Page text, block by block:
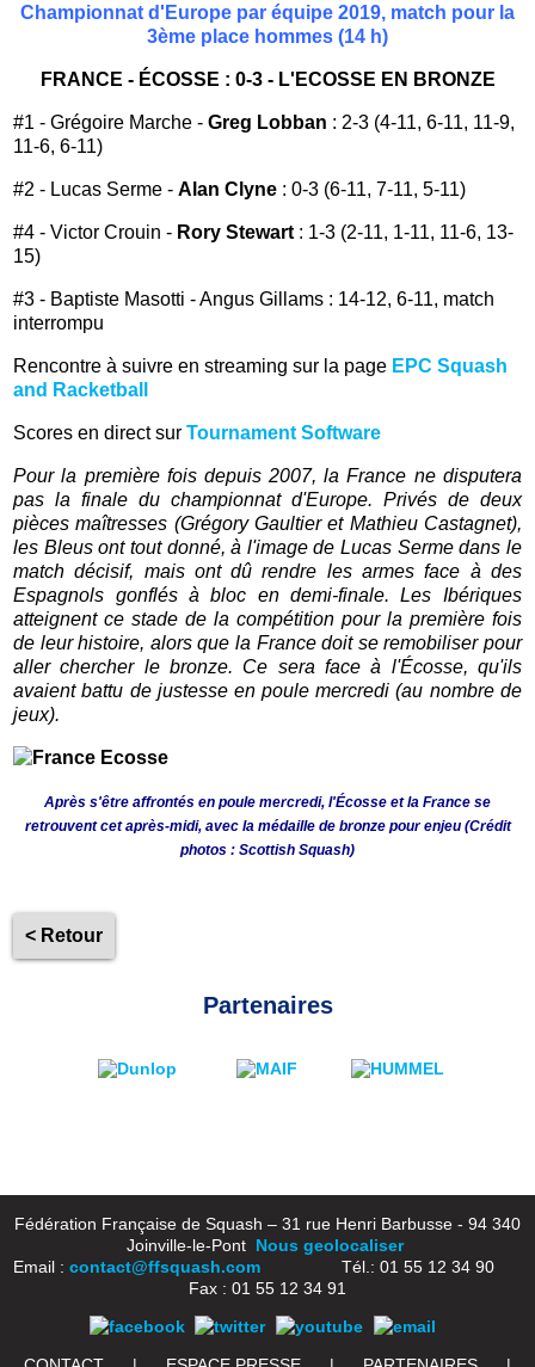
Championnat d'Europe par équipe 2019, match pour la
3ème place hommes (14 h)
FRANCE - ÉCOSSE : 0-3 - L'ECOSSE EN BRONZE
#1 - Grégoire Marche -Greg Lobban : 2-3 (4-11, 6-11, 11-9,
11-6, 6-11)
#2 - Lucas Serme -Alan Clyne : 0-3 (6-11, 7-11, 5-11)
#4 - Victor Crouin - Rory Stewart : 1-3 (2-11, 1-11, 11-6, 13-
15)
#3 - Baptiste Masotti - Angus Gillams : 14-12, 6-11, match
interrompu
Rencontre à suivre en streaming sur la page EPC Squash
and Racketball
Scores en direct surTournament Software
Pour la première fois depuis 2007, la France ne disputera
pas la finale du championnat d'Europe. Privés de deux
pièces maîtresses (Grégory Gaultier et Mathieu Castagnet),
les Bleus ont tout donné, à l'image de Lucas Serme dans le
match décisif, mais ont dû rendre les armes face à des
Espagnols gonflés à bloc en demi-finale. Les Ibériques
atteignent ce stade de la compétition pour la première fois
de leur histoire, alors que la France doit se remobiliser pour
aller chercher le bronze. Ce sera face à l'Écosse, qu'ils
avaient battu de justesse en poule mercredi (au nombre de
jeux).
Après s'être affrontés en poule mercredi, l'Écosse et la France se
retrouvent cet après-midi, avec la médaille de bronze pour enjeu (Crédit
photos : Scottish Squash)
< Retour
Partenaires
Fédération Française de Squash – 31 rue Henri Barbusse - 94 340
Joinville-le-Pont Nous geolocaliser
Email : contact@ffsquash.comTél.: 01 55 12 34 90
Fax : 01 55 12 34 91